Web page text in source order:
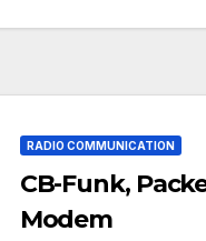
RADIO COMMUNICATION
CB-Funk,
Modem